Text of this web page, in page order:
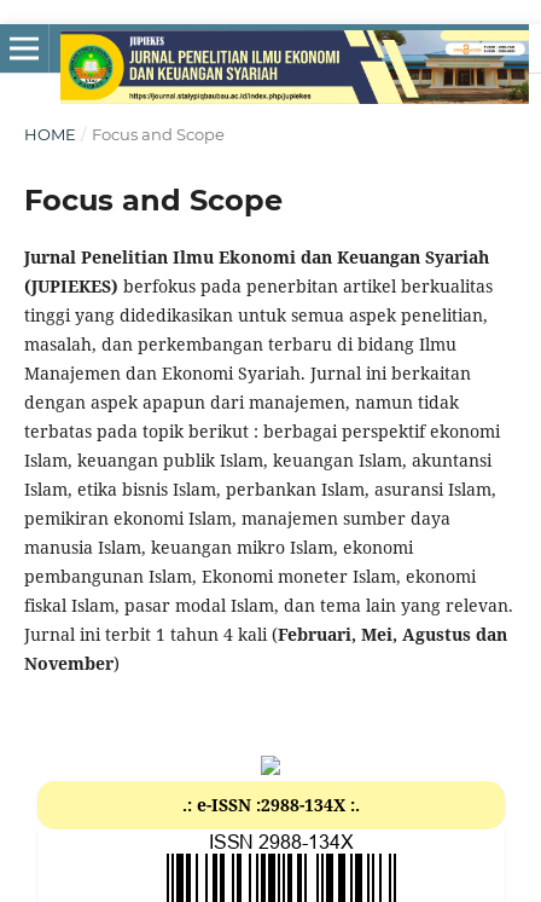
HOME / Focus and Scope
Focus and Scope
Jurnal Penelitian Ilmu Ekonomi dan Keuangan Syariah
(JUPIEKES) berfokus pada penerbitan artikel berkualitas
tinggi yang didedikasikan untuk semua aspek penelitian,
masalah, dan perkembangan terbaru di bidang Ilmu
Manajemen dan Ekonomi Syariah. Jurnal ini berkaitan
dengan aspek apapun dari manajemen, namun tidak
terbatas pada topik berikut : berbagai perspektif ekonomi
Islam, keuangan publik Islam, keuangan Islam, akuntansi
Islam, etika bisnis Islam, perbankan Islam, asuransi Islam,
pemikiran ekonomi Islam, manajemen sumber daya
manusia Islam, keuangan mikro Islam, ekonomi
pembangunan Islam, Ekonomi moneter Islam, ekonomi
fiskal Islam, pasar modal Islam, dan tema lain yang relevan.
Jurnal ini terbit 1 tahun 4 kali (Februari, Mei, Agustus dan
November)
.: e-ISSN :2988-134X :.